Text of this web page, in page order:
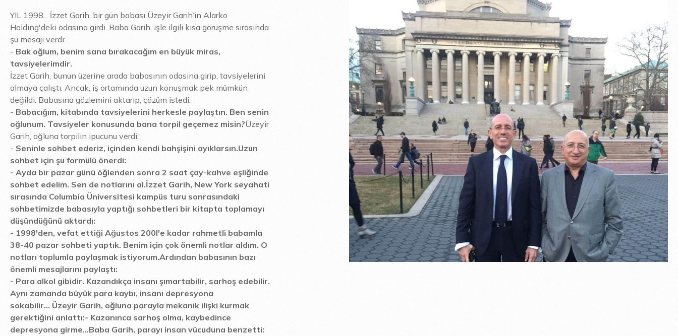
YIL 1998... İzzet Garih, bir gün babası Üzeyir Garih’in Alarko
Holding'deki odasına girdi. Baba Garih, işle ilgili kısa görüşme sırasında
şu mesajı verdi:
- Bak oğlum, benim sana bırakacağım en büyük miras,
tavsiyelerimdir.
İzzet Garih, bunun üzerine arada babasının odasına girip, tavsiyelerini
almaya çalıştı. Ancak, iş ortamında uzun konuşmak pek mümkün
değildi. Babasına gözlemini aktarıp, çözüm istedi:
- Babacığım, kitabında tavsiyelerini herkesle paylaştın. Ben senin
oğlunum. Tavsiyeler konusunda bana torpil geçemez misin?Üzeyir
Garih, oğluna torpilin ipucunu verdi:
- Seninle sohbet ederiz, içinden kendi bahşişini ayıklarsın.Uzun
sohbet için şu formülü önerdi:
- Ayda bir pazar günü öğlenden sonra 2 saat çay-kahve eşliğinde
sohbet edelim. Sen de notlarını al.İzzet Garih, New York seyahati
sırasında Columbia Üniversitesi kampüs turu sonrasındaki
sohbetimizde babasıyla yaptığı sohbetleri bir kitapta toplamayı
düşündüğünü aktardı:
- 1998'den, vefat ettiği Ağustos 200l'e kadar rahmetli babamla
38-40 pazar sohbeti yaptık. Benim için çok önemli notlar aldım. O
notları toplumla paylaşmak istiyorum.Ardından babasının bazı
önemli mesajlarını paylaştı:
- Para alkol gibidir. Kazandıkça insanı şımartabilir, sarhoş edebilir.
Aynı zamanda büyük para kaybı, insanı depresyona
sokabilir... Üzeyir Garih, oğluna parayla mekanik ilişki kurmak
gerektiğini anlattı:- Kazanınca sarhoş olma, kaybedince
depresyona girme...Baba Garih, parayı insan vücuduna benzetti: